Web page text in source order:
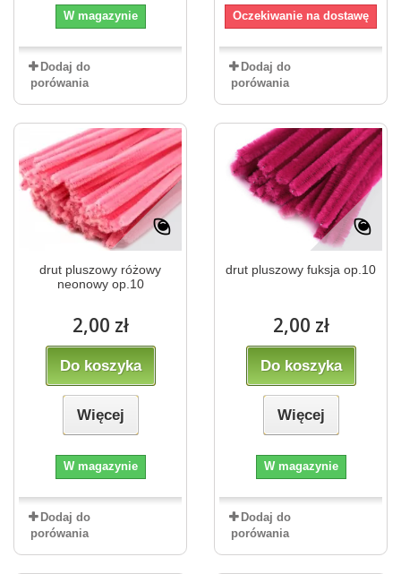
W magazynie
Dodaj do
porówania
Oczekiwanie na dostawę
Dodaj do
porówania
drut pluszowy różowy
neonowy op.10
2,00 zł
Do koszyka
Więcej
W magazynie
Dodaj do
porówania
drut pluszowy fuksja op.10
2,00 zł
Do koszyka
Więcej
W magazynie
Dodaj do
porówania